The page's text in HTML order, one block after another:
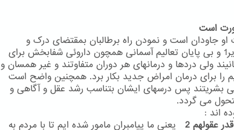
جاودان است و نمودن راه برطالبان بمقتضای درک و
توانشان سنتی تغییرناپذیر1 و بی پایان تعالیم آسمانی همچون داروئی شفابخش برای
ولی دردها و درمانهای هر دوران متفاوتند و غیر همسان و
را برای درمان امراض جدید بکار برد. همچنین واضح است
بشریتند پس درسهای ایشان بتناسب رشد عقل و آگاهی و
می گردد.
اند :
عقولهم 2
یعنی ما پیامبران مامور شده ایم تا با مردم به